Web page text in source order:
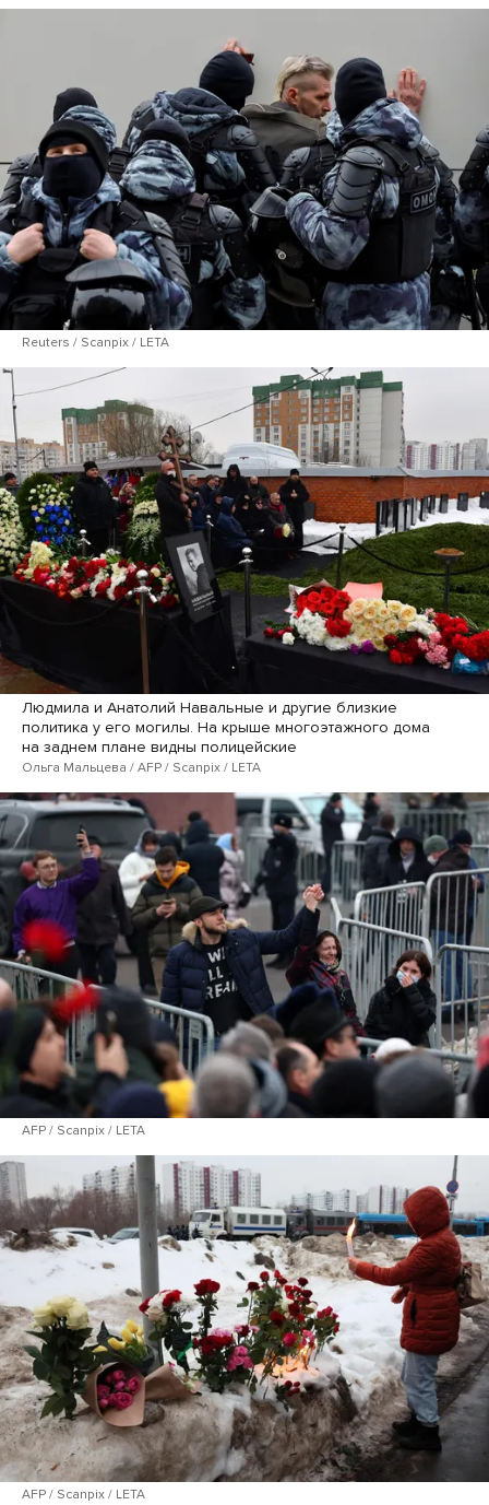
Reuters / Scanpix / LETA
Людмила и Анатолий Навальные и другие близкие
политика у его могилы. На крыше многоэтажного дома
на заднем плане видны полицейские
Ольга Мальцева / AFP / Scanpix / LETA
AFP / Scanpix / LETA
AFP / Scanpix / LETA